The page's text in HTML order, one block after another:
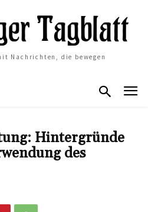
Nachrichten, die bewegen
Hintergründe
des